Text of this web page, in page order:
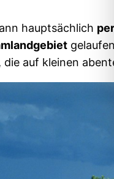
hauptsächlich
auf kleinen